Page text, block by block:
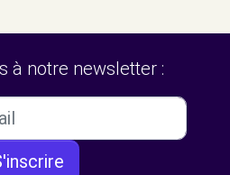
à notre newsletter :